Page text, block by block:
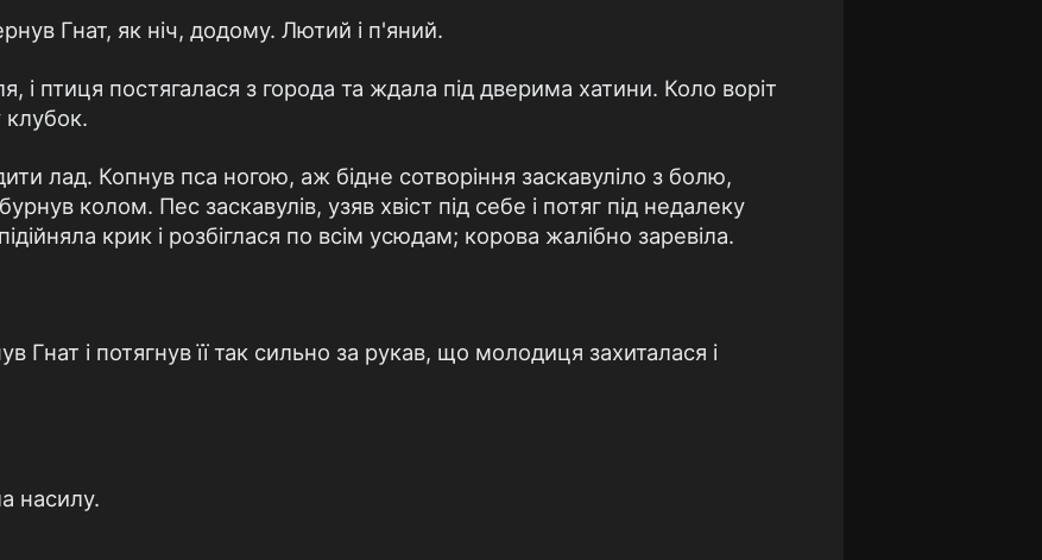
Гнат, як ніч, додому. Лютий і п'яний.
і птиця постягалася з города та ждала під дверима хатини. Коло воріт
лад. Копнув пса ногою, аж бідне сотворіння заскавуліло з болю,
колом. Пес заскавулів, узяв хвіст під себе і потяг під недалеку
крик і розбіглася по всім усюдам; корова жалібно заревіла.
і потягнув її так сильно за рукав, що молодиця захиталася і
насилу.